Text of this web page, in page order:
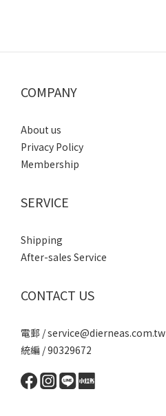
COMPANY
About us
Privacy Policy
Membership
SERVICE
Shipping
After-sales Service
CONTACT US
電郵 / service@dierneas.com.tw
統編 / 90329672